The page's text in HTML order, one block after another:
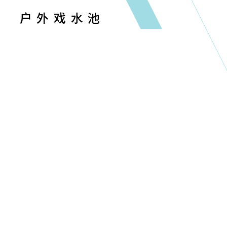
户外戏水池